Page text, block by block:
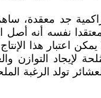
جد معقدة،
معتقدا نفسه أنه
يمكن اعتبار هذا
لإيجاد
تولد الرغبة